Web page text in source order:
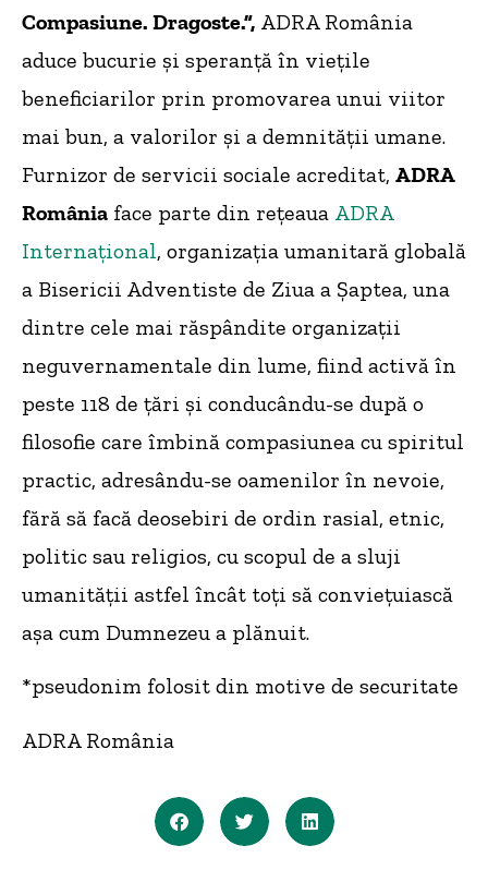
Compasiune. Dragoste.”, ADRA România
aduce bucurie și speranță în viețile
beneficiarilor prin promovarea unui viitor
mai bun, a valorilor și a demnității umane.
Furnizor de servicii sociale acreditat, ADRA
România face parte din rețeaua ADRA
Internațional, organizația umanitară globală
a Bisericii Adventiste de Ziua a Șaptea, una
dintre cele mai răspândite organizații
neguvernamentale din lume, fiind activă în
peste 118 de țări și conducându-se după o
filosofie care îmbină compasiunea cu spiritul
practic, adresându-se oamenilor în nevoie,
fără să facă deosebiri de ordin rasial, etnic,
politic sau religios, cu scopul de a sluji
umanității astfel încât toți să conviețuiască
așa cum Dumnezeu a plănuit.
*pseudonim folosit din motive de securitate
ADRA România